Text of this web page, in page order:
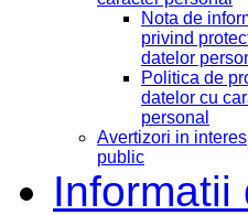
Nota de
privind
datelor
Politica de
datelor cu
personal
Avertizori in interes
public
Informatii